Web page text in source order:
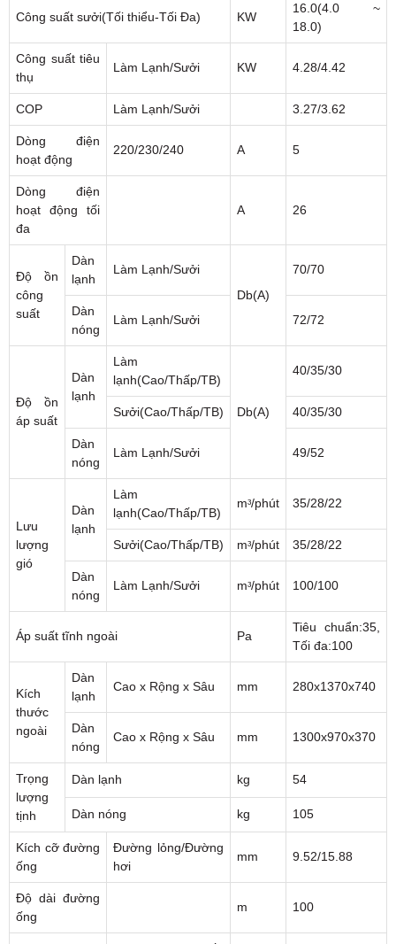
Công suất sưởi(Tối thiểu-Tối Đa) KW
16.0(4.0 ~
18.0)
Công suất tiêu
thụ
Làm Lạnh/Sưởi KW 4.28/4.42
COP Làm Lạnh/Sưởi 3.27/3.62
Dòng điện
hoạt động
220/230/240 A 5
Dòng điện
hoạt động tối
đa
A 26
Độ ồn
công
suất
Dàn
lạnh
Làm Lạnh/Sưởi
Db(A)
70/70
Dàn
nóng
Làm Lạnh/Sưởi 72/72
Độ ồn
áp suất
Dàn
lạnh
Làm
lạnh(Cao/Thấp/TB)
Db(A)
40/35/30
Sưởi(Cao/Thấp/TB) 40/35/30
Dàn
nóng
Làm Lạnh/Sưởi 49/52
Lưu
lượng
gió
Dàn
lạnh
Làm
lạnh(Cao/Thấp/TB)
mᶟ/phút 35/28/22
Sưởi(Cao/Thấp/TB) mᶟ/phút 35/28/22
Dàn
nóng
Làm Lạnh/Sưởi mᶟ/phút 100/100
Áp suất tĩnh ngoài Pa
Tiêu chuẩn:35,
Tối đa:100
Kích
thước
ngoài
Dàn
lạnh
Cao x Rộng x Sâu mm 280x1370x740
Dàn
nóng
Cao x Rộng x Sâu mm 1300x970x370
Trọng
lượng
tịnh
Dàn lạnh kg 54
Dàn nóng kg 105
Kích cỡ đường
ống
Đường lỏng/Đường
hơi
mm 9.52/15.88
Độ dài đường
ống
m 100